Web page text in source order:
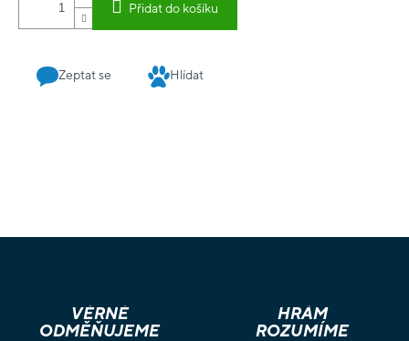
Přidat do košíku
Zeptat se Hlídat
VĚRNÉ
ODMĚŇUJEME
HRÁM
ROZUMÍME